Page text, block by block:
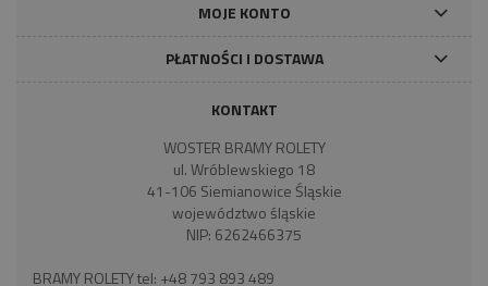
MOJE KONTO
PŁATNOŚCI I DOSTAWA
KONTAKT
WOSTER BRAMY ROLETY
ul. Wróblewskiego 18
41-106 Siemianowice Śląskie
województwo śląskie
NIP: 6262466375
BRAMY ROLETY tel: +48 793 893 489